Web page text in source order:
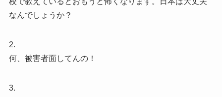
なんでしょうか？
2.
何、被害者面してんの！
3.